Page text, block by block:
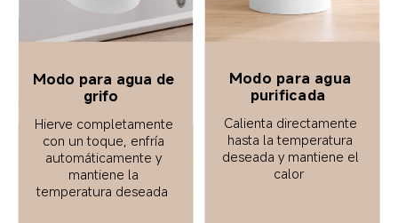
Modo para agua de
grifo
Hierve completamente
con un toque, enfría
automáticamente y
mantiene la
temperatura deseada
Modo para agua
purificada
Calienta directamente
hasta la temperatura
deseada y mantiene el
calor